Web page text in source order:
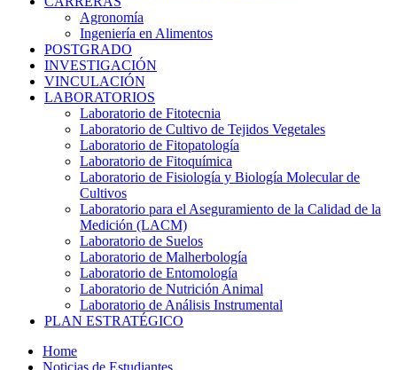
Agronomía
Ingeniería en Alimentos
POSTGRADO
INVESTIGACIÓN
VINCULACIÓN
LABORATORIOS
Laboratorio de Fitotecnia
Laboratorio de Cultivo de Tejidos Vegetales
Laboratorio de Fitopatología
Laboratorio de Fitoquímica
Laboratorio de Fisiología y Biología Molecular de
Cultivos
Laboratorio para el Aseguramiento de la Calidad de la
Medición (LACM)
Laboratorio de Suelos
Laboratorio de Malherbología
Laboratorio de Entomología
Laboratorio de Nutrición Animal
Laboratorio de Análisis Instrumental
PLAN ESTRATÉGICO
Home
Noticias de Estudiantes